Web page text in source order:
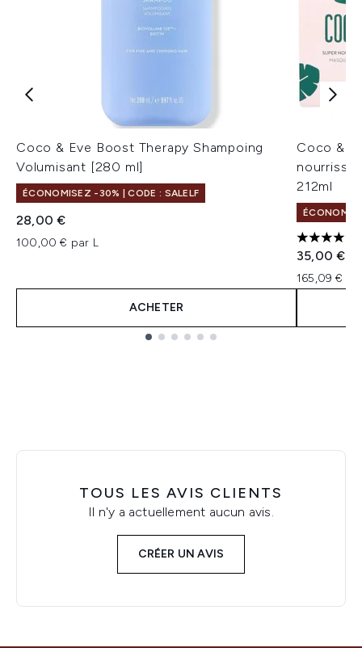
Coco & Eve Boost Therapy Shampoing
Volumisant [280 ml]
ÉCONOMISEZ -30% | CODE : SALELF
28,00 €
100,00 € par L
ACHETER
Coco &
212ml
5 étoiles
35,00 €
165,09 €
TOUS LES AVIS CLIENTS
Il n'y a actuellement aucun avis.
CRÉER UN AVIS